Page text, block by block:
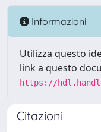
Informazioni
Utilizza questo
link a questo
https://
Citazioni